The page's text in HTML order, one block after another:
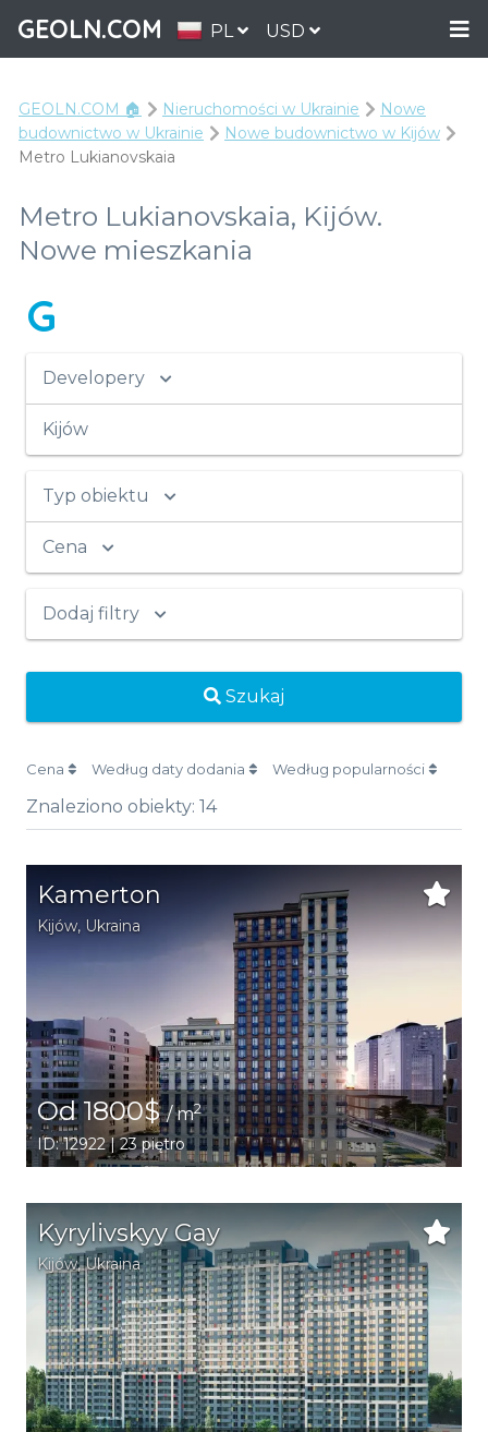
GEOLN.COM PL USD
GEOLN.COM 🏠 Nieruchomości w Ukrainie
Nowe
budownictwo w Ukrainie
Nowe budownictwo w Kijów
Metro Lukianovskaia
Metro Lukianovskaia, Kijów.
Nowe mieszkania
G
Developery
Kijów
Typ obiektu
Cena
Dodaj filtry
Szukaj
Cena Według daty dodania Według popularności
Znaleziono obiekty: 14
Kamerton
Kijów, Ukraina
Od 1800$/ m2
ID: 12922 | 23 piętro
Kyrylivskyy Gay
Kijów,Ukraina